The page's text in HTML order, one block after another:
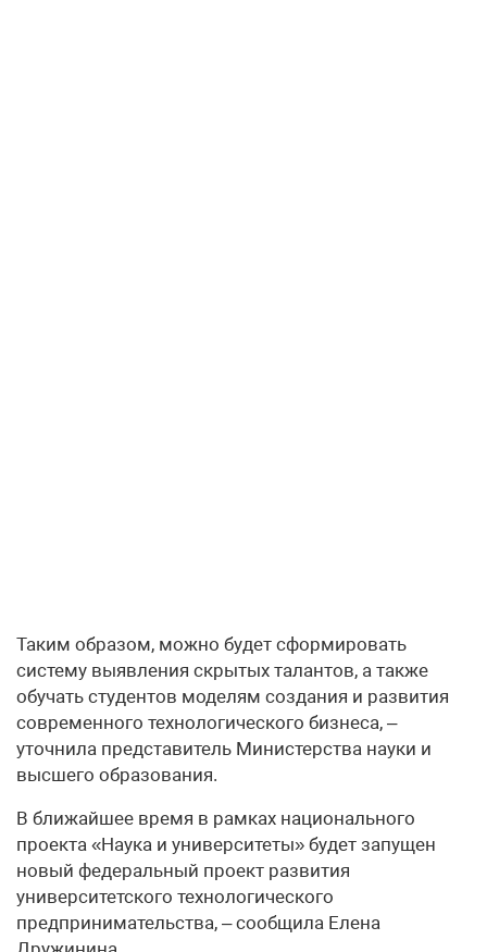
Таким образом, можно будет сформировать
систему выявления скрытых талантов, а также
обучать студентов моделям создания и развития
современного технологического бизнеса, –
уточнила представитель Министерства науки и
высшего образования.
В ближайшее время в рамках национального
проекта «Наука и университеты» будет запущен
новый федеральный проект развития
университетского технологического
предпринимательства, – сообщила Елена